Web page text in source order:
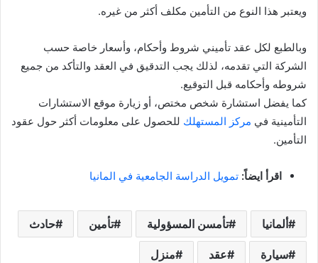
ويعتبر هذا النوع من التأمين مكلف أكثر من غيره.
وبالطبع لكل عقد تأميني شروط وأحكام، وأسعار خاصة حسب
الشركة التي تقدمه، لذلك يجب التدقيق في العقد والتأكد من جميع
شروطه وأحكامه قبل التوقيع.
كما يفضل استشارة شخص مختص، أو زيارة موقع الاستشارات
التأمينية في مركز المستهلك للحصول على معلومات أكثر حول عقود
التأمين.
اقرأ ايضاً: تمويل الدراسة الجامعية في المانيا
ألمانيا تأمسن المسؤولية تأمين حادث
سيارة عقد منزل